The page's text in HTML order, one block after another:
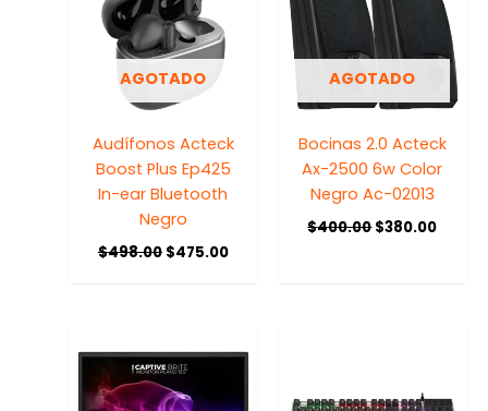
AGOTADO
Audífonos Acteck
Boost Plus Ep425
In-ear Bluetooth
Negro
$498.00 $475.00
AGOTADO
Bocinas 2.0 Acteck
Ax-2500 6w Color
Negro Ac-02013
$400.00$380.00